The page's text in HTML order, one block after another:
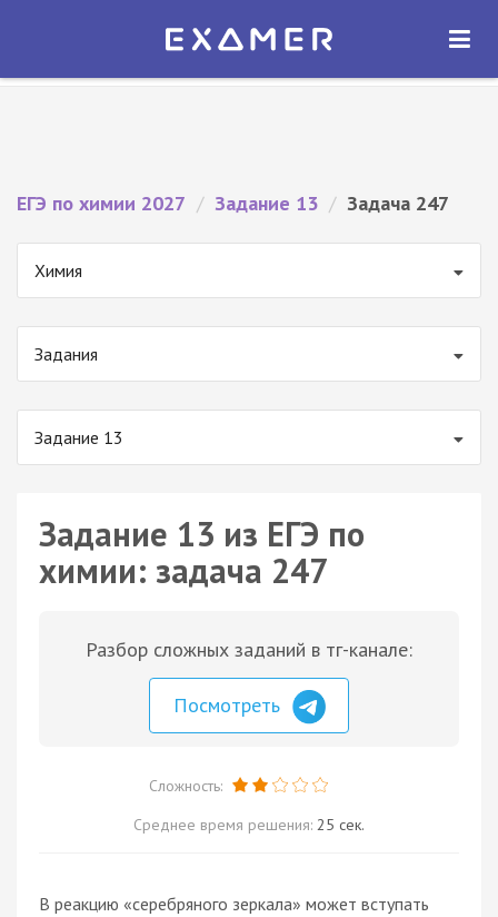
Экзамер — ЕГЭ 2027
ОТКРЫТЬ
ЕГЭ по химии 2027 / Задание 13 / Задача 247
Химия
Задания
Задание 13
Задание 13 из ЕГЭ по
химии: задача 247
Разбор сложных заданий в тг-канале:
Посмотреть
Сложность:
Среднее время решения: 25 сек.
В реакцию «серебряного зеркала» может вступать